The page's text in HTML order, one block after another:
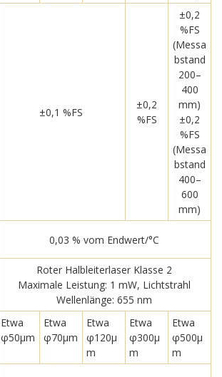
±0,1 %FS
±0,2
%FS
±0,2
%FS
(Messa
bstand
200–
400
mm)
±0,2
%FS
(Messa
bstand
400–
600
mm)
0,03 % vom Endwert/°C
Roter Halbleiterlaser Klasse 2
Maximale Leistung: 1 mW, Lichtstrahl
Wellenlänge: 655 nm
Etwa
φ50μm
Etwa
φ70μm
Etwa
φ120μ
m
Etwa
φ300μ
m
Etwa
φ500μ
m